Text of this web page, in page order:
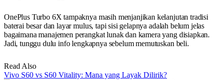
OnePlus Turbo 6X tampaknya masih menjanjikan kelanjutan tradisi
baterai besar dan layar mulus, tapi sisi gelapnya adalah belum jelas
bagaimana manajemen perangkat lunak dan kamera yang disiapkan.
Jadi, tunggu dulu info lengkapnya sebelum memutuskan beli.
Read Also
Vivo S60 vs S60 Vitality: Mana yang Layak Dilirik?